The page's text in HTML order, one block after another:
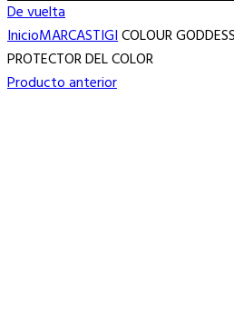
De vuelta
InicioMARCASTIGICOLOUR
PROTECTOR DEL COLOR
Producto anterior